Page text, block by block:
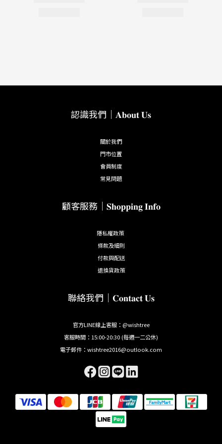
認識我們｜𝐀𝐛𝐨𝐮𝐭 𝐔𝐬
關於我們
門市位置
會員制度
常見問題
顧客服務｜𝐒𝐡𝐨𝐩𝐩𝐢𝐧𝐠 𝐈𝐧𝐟𝐨
隱私權政策
條款及細則
付款與配送
退換貨政策
聯絡我們｜𝐂𝐨𝐧𝐭𝐚𝐜𝐭 𝐔𝐬
官方LINE線上客服：@wishtree
客服時間：15:00-20:30 (每週一二公休)
電子郵件：wishtree2016@outlook.com